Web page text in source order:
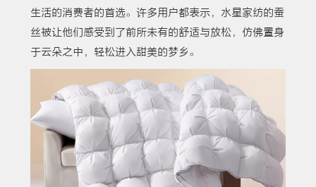
生活的消费者的首选。许多用户都表示，水星家纺的蚕
丝被让他们感受到了前所未有的舒适与放松，仿佛置身
于云朵之中，轻松进入甜美的梦乡。